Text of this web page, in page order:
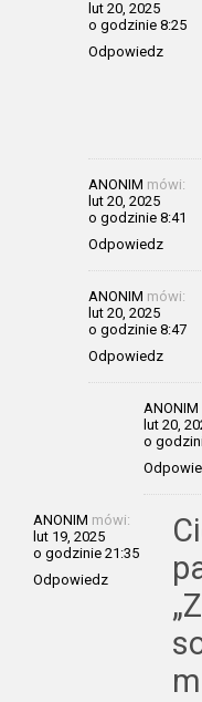
lut 20, 2025
o godzinie 8:25
Odpowiedz
ANONIM mówi:
lut 20, 2025
o godzinie 8:41
Odpowiedz
ANONIM mówi:
lut 20, 2025
o godzinie 8:47
Odpowiedz
ANONIM
lut 20,
o
ANONIM mówi:
lut 19, 2025
o godzinie 21:35
Odpowiedz